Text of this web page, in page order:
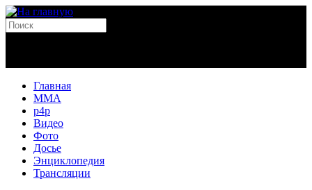
Главная
MMA
p4p
Видео
Фото
Досье
Энциклопедия
Трансляции